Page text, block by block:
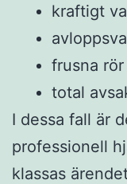
kraftigt
frusna
total
I dessa fall är
professionell
klassas